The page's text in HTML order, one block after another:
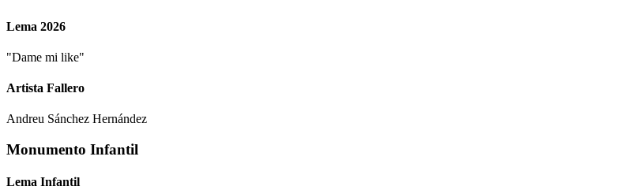
Lema 2026
"Dame mi like"
Artista Fallero
Andreu Sánchez Hernández
Monumento Infantil
Lema Infantil